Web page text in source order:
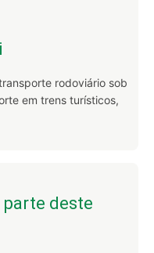
rodoviário sob
em trens turísticos,
deste